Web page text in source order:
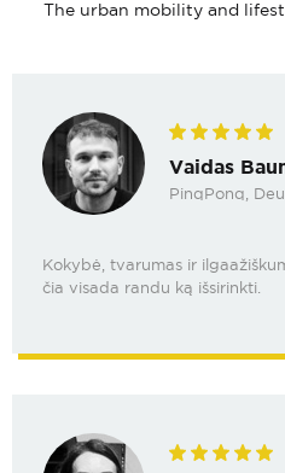
The urban mobility and
Vaidas
PinqPonq,
Kokybė, tvarumas ir
čia visada randu ką išsirinkti.